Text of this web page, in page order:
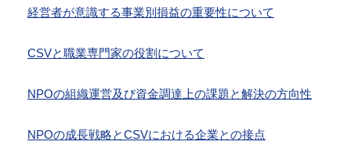
経営者が意識する事業別損益の重要性について
CSVと職業専門家の役割について
NPOの組織運営及び資金調達上の課題と解決の方向性
NPOの成長戦略とCSVにおける企業との接点